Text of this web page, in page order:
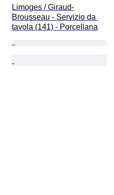
Limoges / Giraud-
Brousseau - Servizio da
tavola (141) - Porcellana